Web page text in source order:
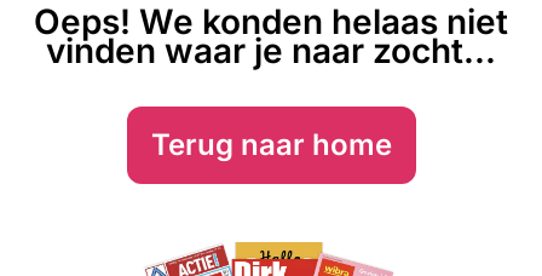
Oeps! We konden helaas niet
vinden waar je naar zocht...
Terug naar home